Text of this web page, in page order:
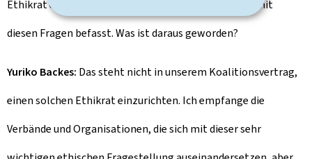
Ethikrat einzusetzen, der sich unter anderem genau mit
diesen Fragen befasst. Was ist daraus geworden?
Yuriko Backes: Das steht nicht in unserem Koalitionsvertrag,
einen solchen Ethikrat einzurichten. Ich empfange die
Verbände und Organisationen, die sich mit dieser sehr